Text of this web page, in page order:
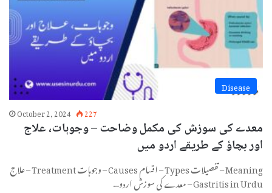
Disease
October 2, 2024 227
معدے کی سوزش کی مکمل وضاحت – وجوہات، علاج
اور بچاؤ کے طریقے اردو میں
Meaning – تفصیلات Types – اقسام Causes – وجوہات Treatment – علاج
Gastritis in Urdu – معدے کی سوزش اردو…